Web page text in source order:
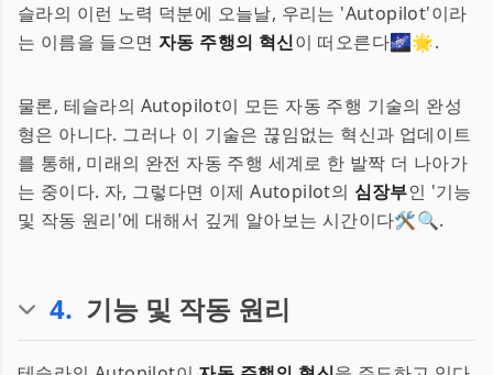
슬라의 이런 노력 덕분에 오늘날, 우리는 'Autopilot'이라
는 이름을 들으면 자동 주행의 혁신이 떠오른다🌌🌟.
물론, 테슬라의 Autopilot이 모든 자동 주행 기술의 완성
형은 아니다. 그러나 이 기술은 끊임없는 혁신과 업데이트
를 통해, 미래의 완전 자동 주행 세계로 한 발짝 더 나아가
는 중이다. 자, 그렇다면 이제 Autopilot의 심장부인 '기능
및 작동 원리'에 대해서 깊게 알아보는 시간이다🛠️🔍.
4. 기능 및 작동 원리